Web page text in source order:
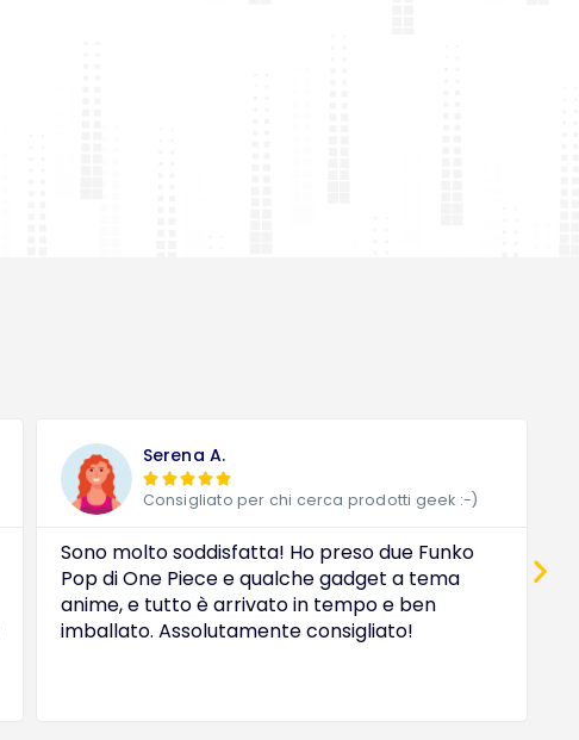
Serena A.
 
Consigliato per chi cerca prodotti geek :-)
Sono molto soddisfatta! Ho preso due Funko
Pop di One Piece e qualche gadget a tema
anime, e tutto è arrivato in tempo e ben
imballato. Assolutamente consigliato!